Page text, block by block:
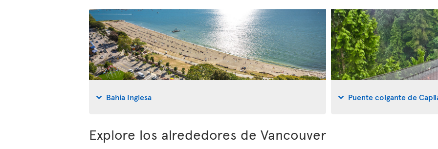
Bahía Inglesa Puente colgante de
Explore los alrededores de Vancouver